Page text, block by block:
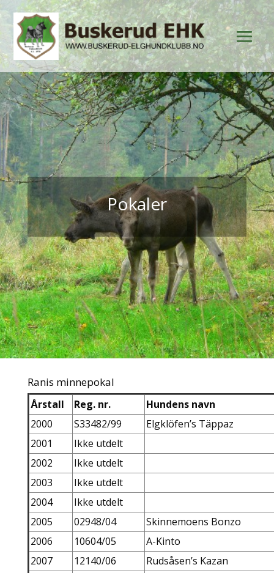
Pokaler
Ranis minnepokal
Årstall Reg. nr.
Hundens navn
2000
S33482/99
Elgklöfen’s Täppaz
2001
Ikke utdelt
2002
Ikke utdelt
2003
Ikke utdelt
2004
Ikke utdelt
2005
02948/04
Skinnemoens Bonzo
2006
10604/05
A-Kinto
2007
12140/06
Rudsåsen’s Kazan